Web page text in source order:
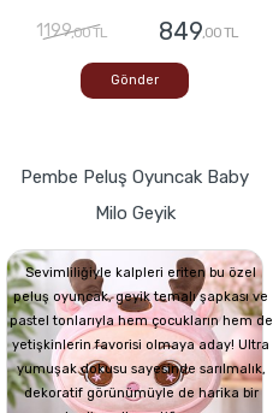
1199,00 TL 849,00 TL
Gönder
Pembe Peluş Oyuncak Baby
Milo Geyik
Sevimliliğiyle kalpleri eriten bu özel
peluş oyuncak, geyik temalı şapkası ve
pastel tonlarıyla hem çocukların hem de
yetişkinlerin favorisi olmaya aday! Ultra
yumuşak dokusu sayesinde sarılmalık,
dekoratif görünümüyle de harika bir